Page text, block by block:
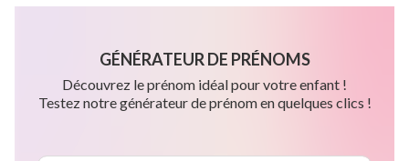
GÉNÉRATEUR DE PRÉNOMS
Découvrez le prénom idéal pour votre enfant !
Testez notre générateur de prénom en quelques clics !